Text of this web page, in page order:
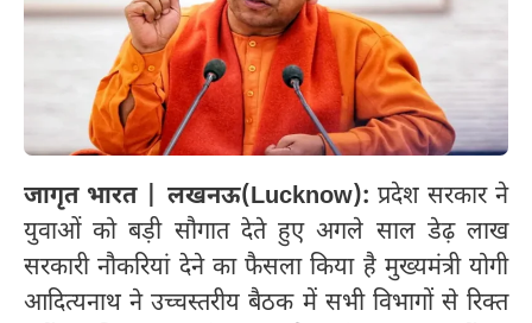
जागृत भारत | लखनऊ(Lucknow): प्रदेश सरकार ने
युवाओं को बड़ी सौगात देते हुए अगले साल डेढ़ लाख
सरकारी नौकरियां देने का फैसला किया है मुख्यमंत्री योगी
आदित्यनाथ ने उच्चस्तरीय बैठक में सभी विभागों से रिक्त